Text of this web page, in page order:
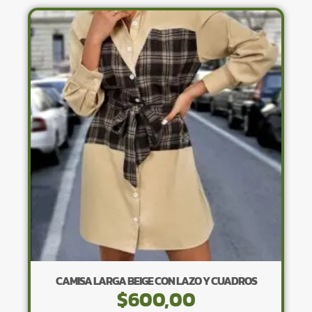
variantes.
Las
opciones
se
pueden
elegir
en
la
página
CAMISA LARGA BEIGE CON LAZO Y CUADROS
$600,00